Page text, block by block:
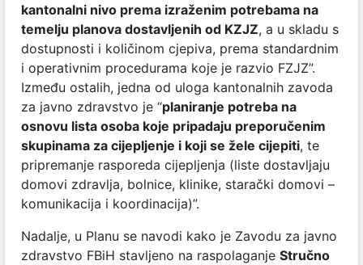
kantonalni nivo prema izraženim potrebama na
temelju planova dostavljenih od KZJZ, a u skladu s
dostupnosti i količinom cjepiva, prema standardnim
i operativnim procedurama koje je razvio FZJZ”.
Između ostalih, jedna od uloga kantonalnih zavoda
za javno zdravstvo je “planiranje potreba na
osnovu lista osoba koje pripadaju preporučenim
skupinama za cijepljenje i koji se žele cijepiti, te
pripremanje rasporeda cijepljenja (liste dostavljaju
domovi zdravlja, bolnice, klinike, starački domovi –
komunikacija i koordinacija)”.
Nadalje, u Planu se navodi kako je Zavodu za javno
zdravstvo FBiH stavljeno na raspolaganje Stručno